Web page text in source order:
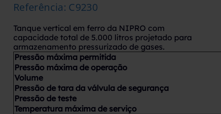
Referência: C9230
Tanque vertical em ferro da NIPRO com
capacidade total de 5.000 litros projetado para
armazenamento pressurizado de gases.
Pressão máxima permitida
Pressão máxima de operação
Volume
Pressão de tara da válvula de segurança
Pressão de teste
Temperatura máxima de serviço